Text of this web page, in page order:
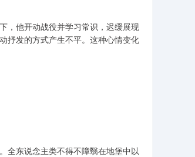
他开动战役并学习常识，迟缓展现
抒发的方式产生不平。这种心情变化
东说念主类不得不障翳在地堡中以